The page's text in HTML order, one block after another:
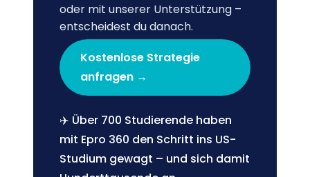
oder mit unserer Unterstützung –
entscheidest du danach.
Kostenlose Strategie
anfragen →
✈️ Über 700 Studierende haben
mit Epro 360 den Schritt ins US-
Studium gewagt – und sich damit